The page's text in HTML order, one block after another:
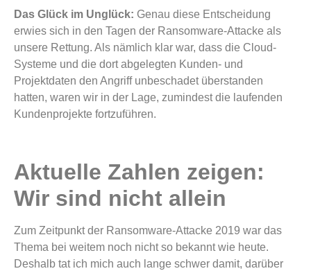
Das Glück im Unglück: Genau diese Entscheidung
erwies sich in den Tagen der Ransomware-Attacke als
unsere Rettung. Als nämlich klar war, dass die Cloud-
Systeme und die dort abgelegten Kunden- und
Projektdaten den Angriff unbeschadet überstanden
hatten, waren wir in der Lage, zumindest die laufenden
Kundenprojekte fortzuführen.
Aktuelle Zahlen zeigen:
Wir sind nicht allein
Zum Zeitpunkt der Ransomware-Attacke 2019 war das
Thema bei weitem noch nicht so bekannt wie heute.
Deshalb tat ich mich auch lange schwer damit, darüber